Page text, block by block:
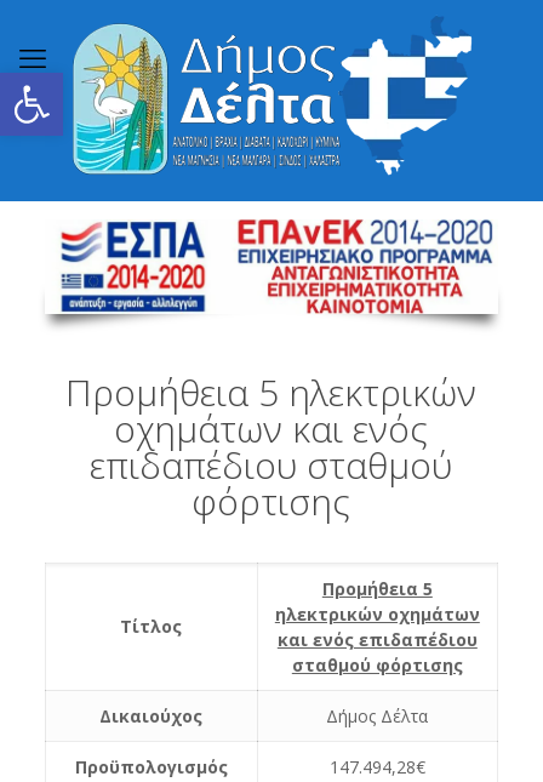
Ανοίξτε τη γραμμή εργαλείων
Προμήθεια 5 ηλεκτρικών
οχημάτων και ενός
επιδαπέδιου σταθμού
φόρτισης
Τίτλος
Προμήθεια 5
ηλεκτρικών οχημάτων
και ενός επιδαπέδιου
σταθμού φόρτισης
Δικαιούχος Δήμος Δέλτα
Προϋπολογισμός 147.494,28€